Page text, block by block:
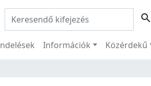
Keresés: search
Információk Közérdekű